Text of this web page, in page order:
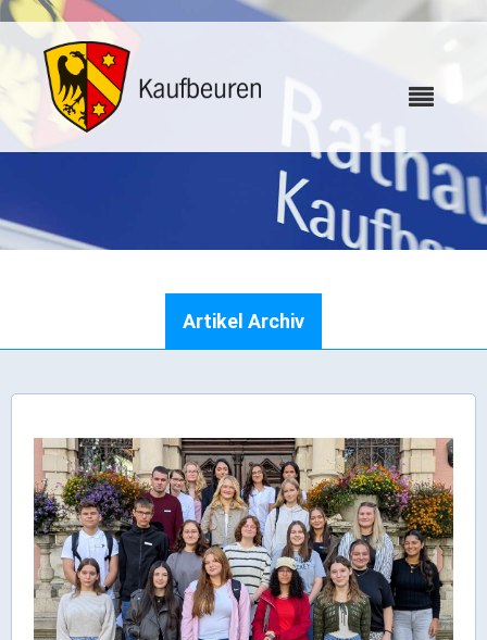
Wo erledige ich was
Rathaus Digital
Bauflächen & Förderung
Öffnungszeiten / Terminvereinbarung
Kontakt
Wetter & Unwetter
Artikel Archiv